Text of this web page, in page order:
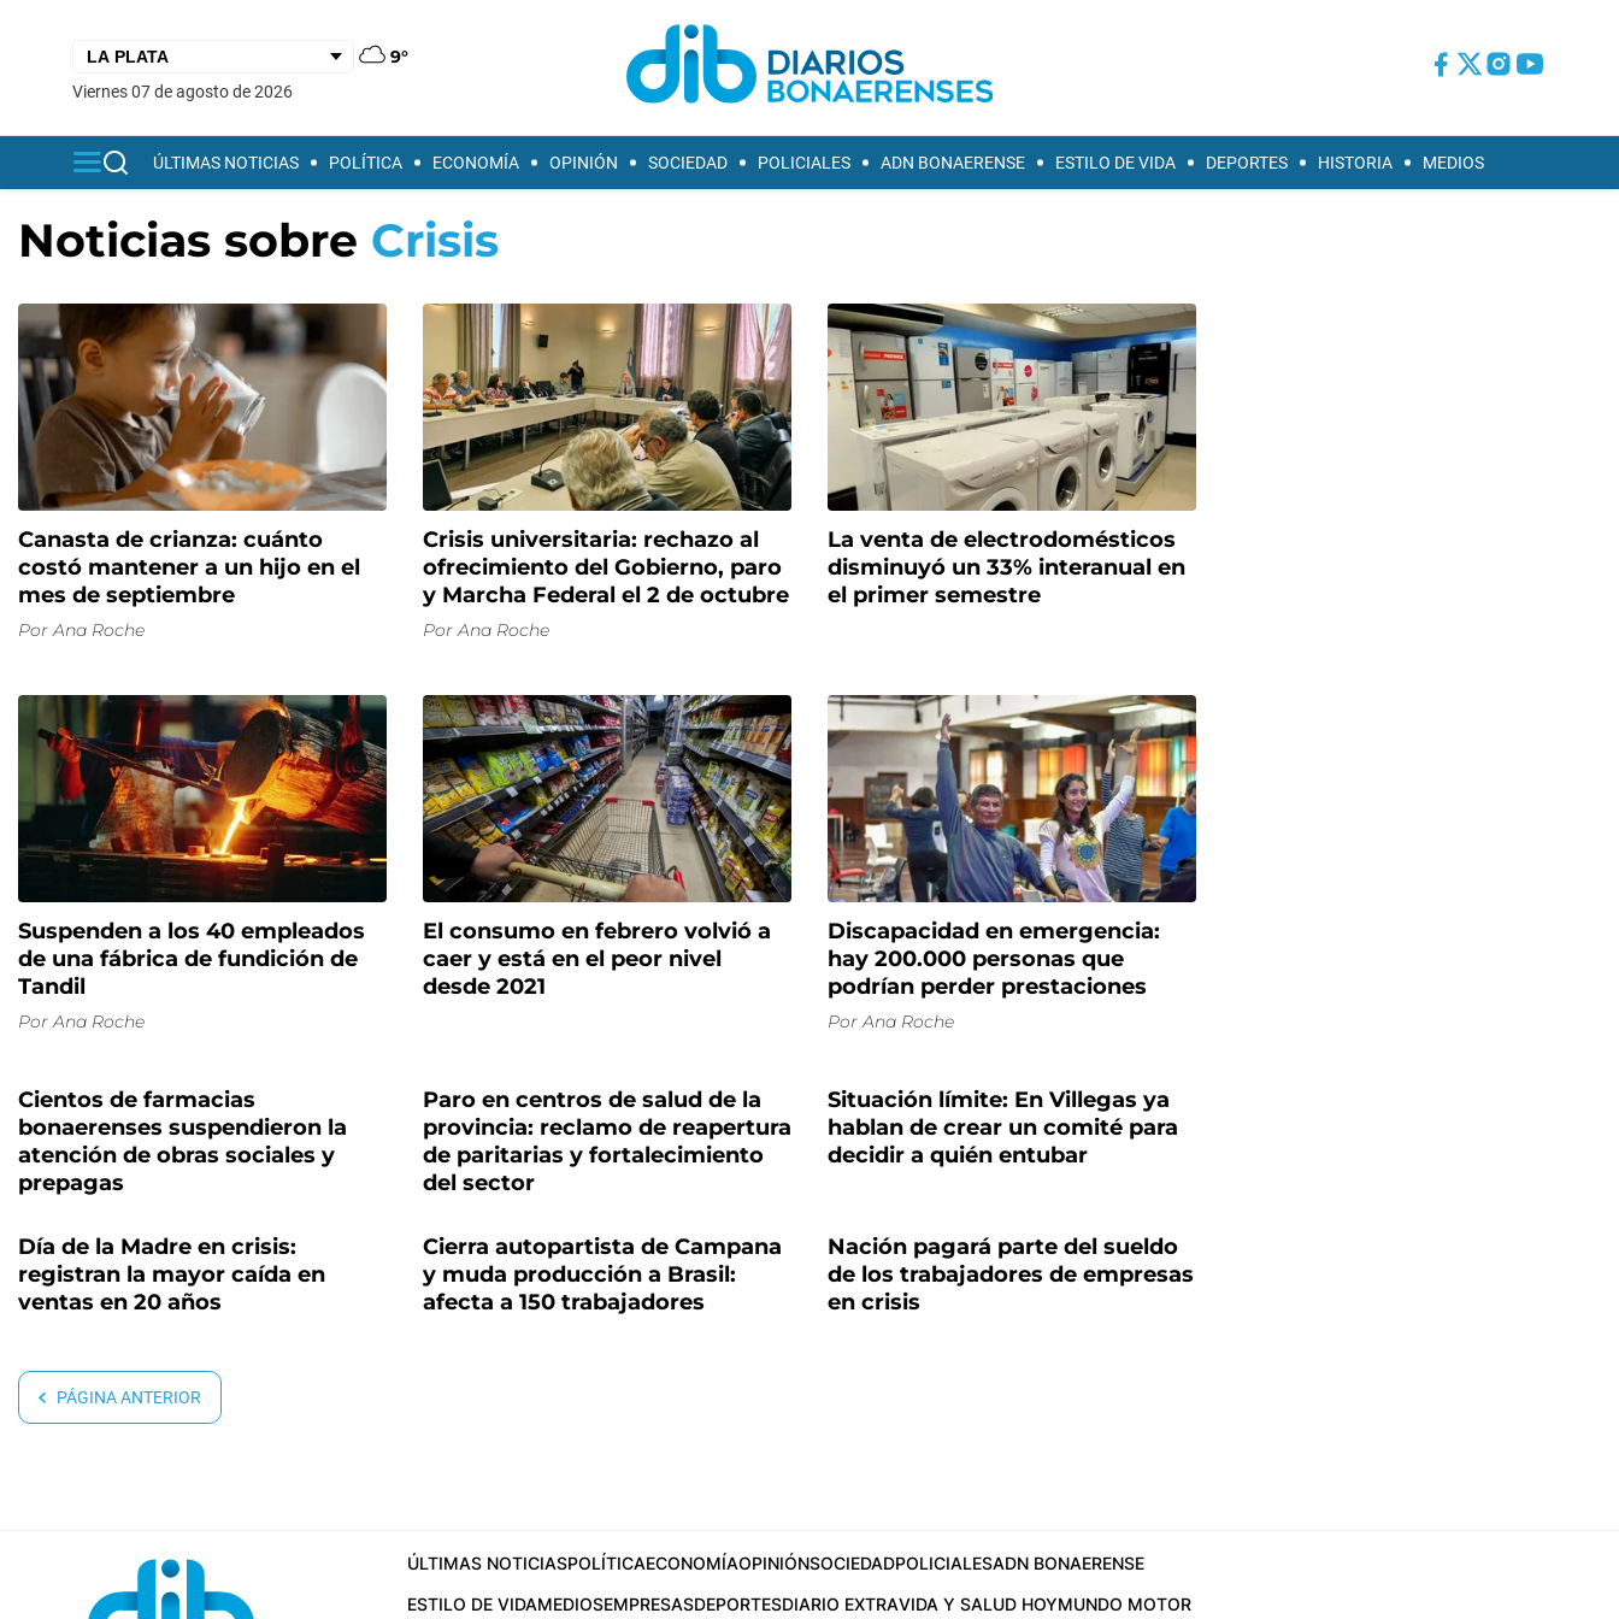
9°
viernes 07 de agosto de 2026
ÚLTIMAS NOTICIAS POLÍTICA ECONOMÍA OPINIÓN SOCIEDAD POLICIALES ADN BONAERENSE ESTILO DE VIDA DEPORTES HISTORIA MEDIOS
Noticias sobre Crisis
Canasta de crianza: cuánto
costó mantener a un hijo en el
mes de septiembre
Por Ana Roche
Crisis universitaria: rechazo al
ofrecimiento del Gobierno, paro
y Marcha Federal el 2 de octubre
Por Ana Roche
La venta de electrodomésticos
disminuyó un 33% interanual en
el primer semestre
Suspenden a los 40 empleados
de una fábrica de fundición de
Tandil
Por Ana Roche
El consumo en febrero volvió a
caer y está en el peor nivel
desde 2021
Discapacidad en emergencia:
hay 200.000 personas que
podrían perder prestaciones
Por Ana Roche
Cientos de farmacias
bonaerenses suspendieron la
atención de obras sociales y
prepagas
Paro en centros de salud de la
provincia: reclamo de reapertura
de paritarias y fortalecimiento
del sector
Situación límite: En Villegas ya
hablan de crear un comité para
decidir a quién entubar
Día de la Madre en crisis:
registran la mayor caída en
ventas en 20 años
Cierra autopartista de Campana
y muda producción a Brasil:
afecta a 150 trabajadores
Nación pagará parte del sueldo
de los trabajadores de empresas
en crisis
PÁGINA ANTERIOR
ÚLTIMAS NOTICIASPOLÍTICAECONOMÍAOPINIÓNSOCIEDADPOLICIALESADN BONAERENSE
ESTILO DE VIDAMEDIOSEMPRESASDEPORTESDIARIO EXTRAVIDA Y SALUD HOYMUNDO MOTOR